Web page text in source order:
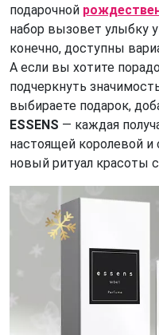
подарочной
набор вызовет улыбку
конечно, доступны
А если вы хотите
подчеркнуть
выбираете подарок,
ESSENS — каждая
настоящей королевой
новый ритуал красоты